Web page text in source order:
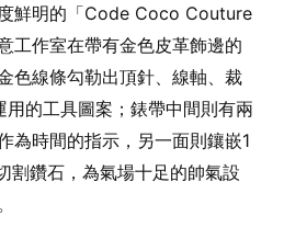
鮮明的「Code Coco Couture
工作室在帶有金色皮革飾邊的
色線條勾勒出頂針、線軸、裁
的工具圖案；錶帶中間則有兩
為時間的指示，另一面則鑲嵌1
割鑽石，為氣場十足的帥氣設